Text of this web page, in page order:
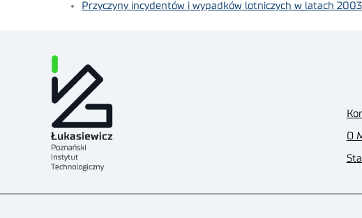
Przyczyny incydentów i wypadków lotniczych w latach
O